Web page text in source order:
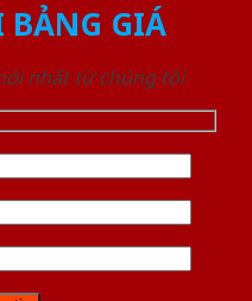
BẢNG GIÁ
nhất từ chúng tôi